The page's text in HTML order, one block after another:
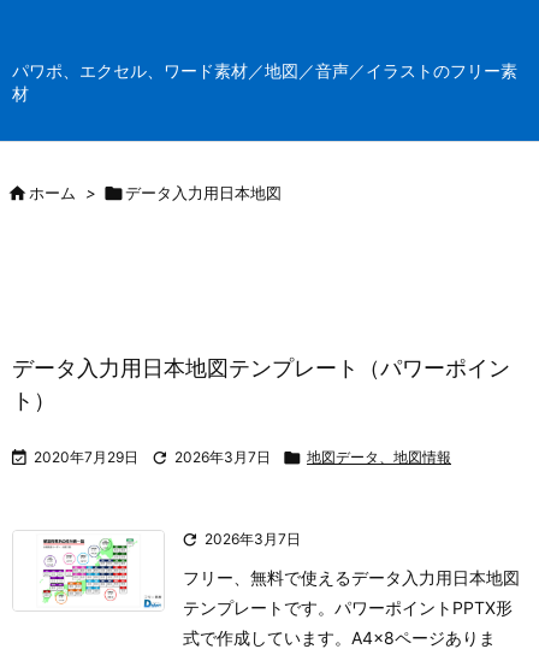
パワポ、エクセル、ワード素材／地図／音声／イラストのフリー素
材
ホーム > データ入力用日本地図
データ入力用日本地図テンプレート（パワーポイン
ト）
 2020年7月29日  2026年3月7日  地図データ、地図情報
 2026年3月7日
フリー、無料で使えるデータ入力用日本地図
テンプレートです。パワーポイントPPTX形
式で作成しています。A4×8ページありま